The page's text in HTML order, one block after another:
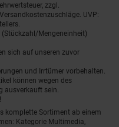
zzgl.
UVP:
Mengeneinheit)
sich auf unseren zuvor
und Irrtümer vorbehalten.
können wegen des
ausverkauft sein.
komplette Sortiment ab einem
Kategorie Multimedia,